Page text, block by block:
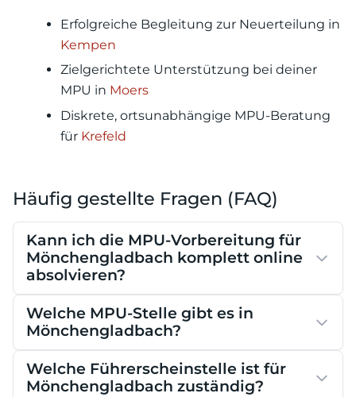
Erfolgreiche Begleitung zur Neuerteilung in
Kempen
Zielgerichtete Unterstützung bei deiner
MPU in Moers
Diskrete, ortsunabhängige MPU-Beratung
für Krefeld
Häufig gestellte Fragen (FAQ)
Kann ich die MPU-Vorbereitung für
Mönchengladbach komplett online
absolvieren?
Welche MPU-Stelle gibt es in
Mönchengladbach?
Welche Führerscheinstelle ist für
Mönchengladbach zuständig?